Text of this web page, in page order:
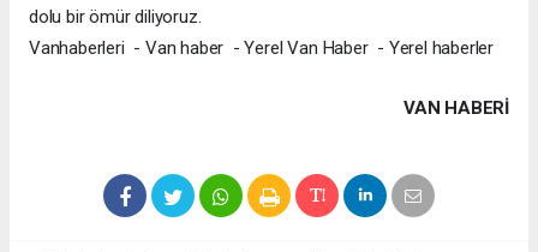
dolu bir ömür diliyoruz.
Vanhaberleri - Van haber - Yerel Van Haber - Yerel haberler
VAN HABERİ